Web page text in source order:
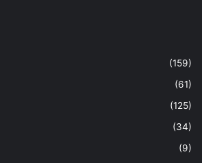
(159)
(61)
(125)
(34)
(9)